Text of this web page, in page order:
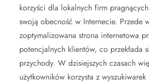
korzyści dla lokalnych firm
swoją obecność w Internecie. Przede
zoptymalizowana strona internetowa
potencjalnych klientów, co przekłada
przychody. W dzisiejszych czasach
użytkowników korzysta z